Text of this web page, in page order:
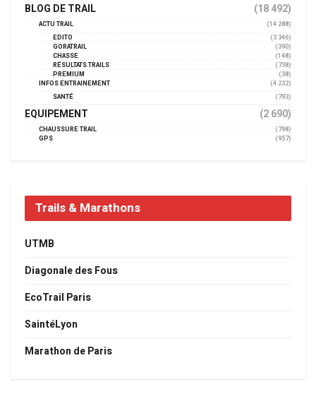
BLOG DE TRAIL (18 492)
ACTU TRAIL
(14 288)
EDITO
(3 346)
GORATRAIL
(390)
CHASSE
(148)
RÉSULTATS TRAILS
(738)
PREMIUM
(38)
INFOS ENTRAINEMENT
(4 232)
SANTÉ
(793)
EQUIPEMENT (2 690)
CHAUSSURE TRAIL
(798)
GPS
(957)
Trails & Marathons
UTMB
Diagonale des Fous
EcoTrail Paris
SaintéLyon
Marathon de Paris